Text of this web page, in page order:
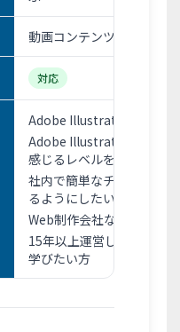
動画コンテンツ・テスト
対応
Adobe Illustratorの利用方
Adobe Illustratorを少し触
感じるレベルを脱したい方
社内で簡単なチラシ作成
るようにしたい方
Web制作会社ならではの
15年以上運営している職
学びたい方